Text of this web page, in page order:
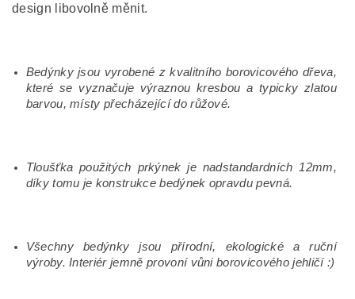
design libovolně měnit.
Bedýnky jsou vyrobené z kvalitního borovicového dřeva,
které se vyznačuje výraznou kresbou a typicky zlatou
barvou, místy přecházející do růžové.
Tloušťka použitých prkýnek je nadstandardních 12mm,
díky tomu je konstrukce bedýnek opravdu pevná.
Všechny bedýnky jsou přírodní, ekologické a ruční
výroby. Interiér jemně provoní vůni borovicového jehličí :)